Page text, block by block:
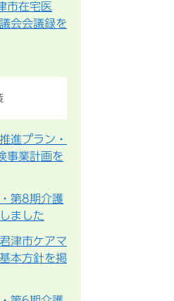
市在宅医
会会議録を
進プラン・
事業計画を
第8期介護
ました
津市ケアマ
本方針を掲